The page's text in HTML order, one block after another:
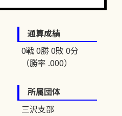
通算成績
0戦 0勝 0敗 0分
（勝率 .000）
所属団体
三沢支部